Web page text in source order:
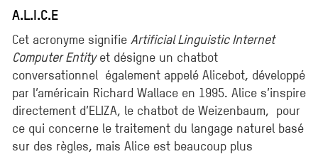
A.L.I.C.E
Cet acronyme signifie Artificial Linguistic Internet
Computer Entityet désigne un chatbot
conversationnel également appelé Alicebot, développé
par l’américain Richard Wallace en 1995. Alice s’inspire
directement d’ELIZA, le chatbot de Weizenbaum, pour
ce qui concerne le traitement du langage naturel basé
sur des règles, mais Alice est beaucoup plus